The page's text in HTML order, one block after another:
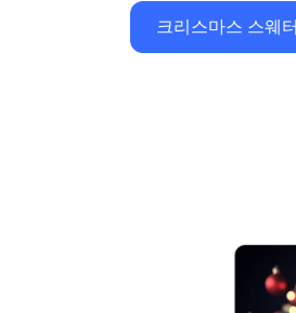
크리스마스 스웨